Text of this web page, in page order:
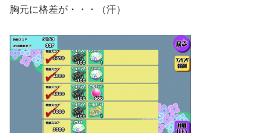
胸元に格差が・・・（汗）